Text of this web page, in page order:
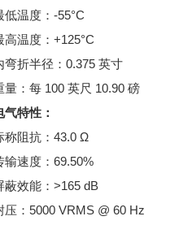
低温度：-55°C
高温度：+125°C
弯折半径：0.375 英寸
量：每 100 英尺 10.90 磅
气特性：
称阻抗：43.0 Ω
输速度：69.50%
蔽效能：>165 dB
压：5000 VRMS @ 60 Hz